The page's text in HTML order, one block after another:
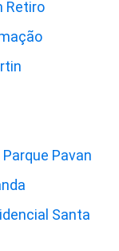
Retiro
Pavan
Santa